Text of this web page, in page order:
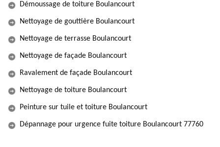
Démoussage de toiture Boulancourt
Nettoyage de gouttière Boulancourt
Nettoyage de terrasse Boulancourt
Nettoyage de façade Boulancourt
Ravalement de façade Boulancourt
Nettoyage de toiture Boulancourt
Peinture sur tuile et toiture Boulancourt
Dépannage pour urgence fuite toiture Boulancourt 77760